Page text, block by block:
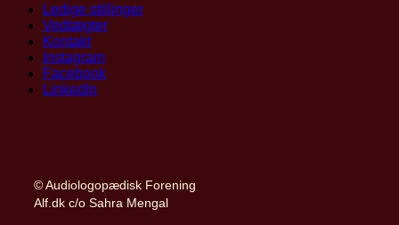
Ledige stillinger
Vedtægter
Kontakt
Instagram
Facebook
LinkedIn
© Audiologopædisk Forening
Alf.dk c/o Sahra Mengal